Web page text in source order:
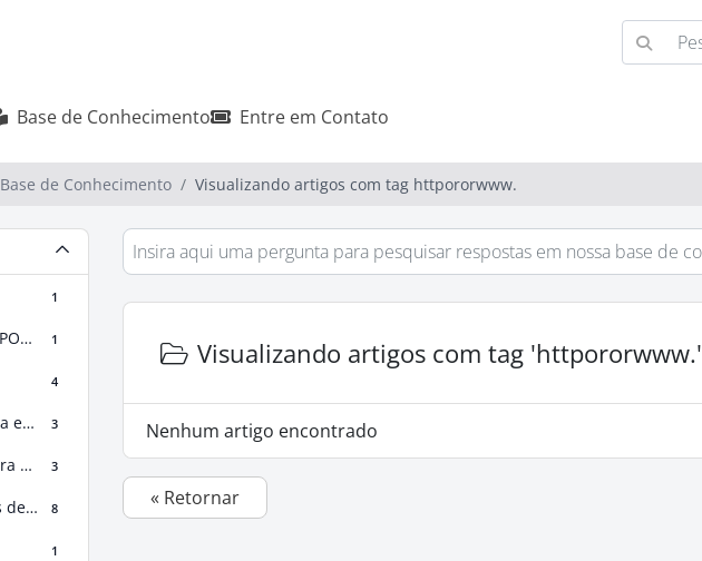
Base de Conhecimento Entre em Contato
Base de Conhecimento Visualizando artigos com tag httpororwww.
1
Como liberar as portas POP3, SMTP e IMAP, para envio e recebimento 1
4
Configurando assinatura em softwares de e-mail 3
Configurando E-mail para Smartphone 3
Configurando softwares de E-mail 8
1
Visualizando artigos com tag 'httpororwww.'
Nenhum artigo encontrado
« Retornar